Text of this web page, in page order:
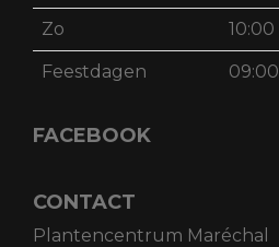
Zo 10:00
Feestdagen 09:00
FACEBOOK
CONTACT
Plantencentrum Maréchal